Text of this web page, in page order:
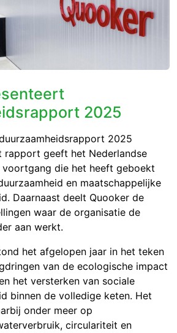
2025
2025
rapport geeft het Nederlandse
die het heeft geboekt
en maatschappelijke
Daarnaast deelt Quooker de
waar de organisatie de
aan werkt.
het afgelopen jaar in het teken
van de ecologische impact
het versterken van sociale
binnen de volledige keten. Het
onder meer op
circulariteit en